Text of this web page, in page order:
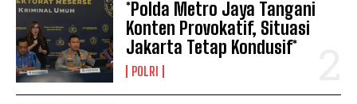
*Polda Metro Jaya Tangani
Konten Provokatif, Situasi
Jakarta Tetap Kondusif*
POLRI